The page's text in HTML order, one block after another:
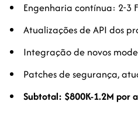
Engenharia contínua: 2-3
Atualizações de API dos
Integração de novos
Patches de segurança,
Subtotal: $800K-1.2M por